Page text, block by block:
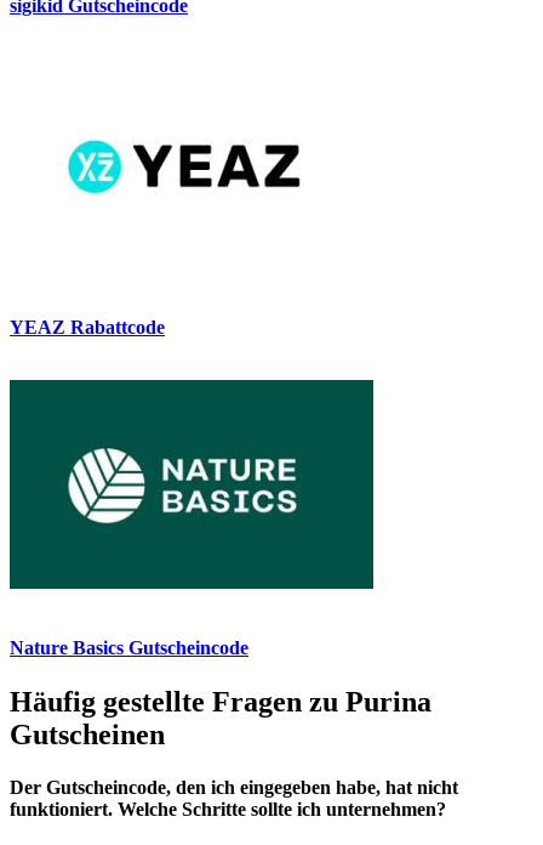
sigikid Gutscheincode
YEAZ Rabattcode
Nature Basics Gutscheincode
Häufig gestellte Fragen zu Purina
Gutscheinen
Der Gutscheincode, den ich eingegeben habe, hat nicht
funktioniert. Welche Schritte sollte ich unternehmen?